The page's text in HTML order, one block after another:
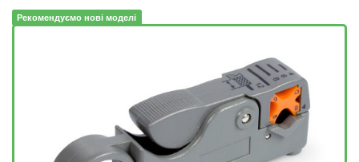
Рекомендуємо нові моделі